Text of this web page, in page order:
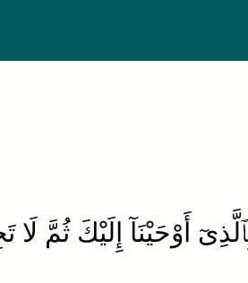
أَوْحَيْنَآ إِلَيْكَ ثُمَّ لَا